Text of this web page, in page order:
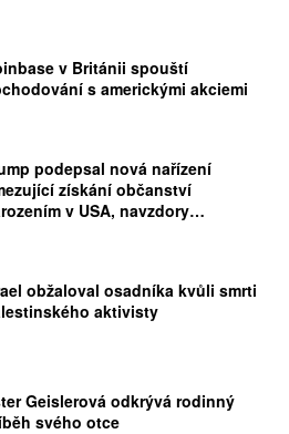
v Británii spouští
s americkými akciemi
podepsal nová nařízení
získání občanství
v USA, navzdory
obžaloval osadníka kvůli smrti
aktivisty
Geislerová odkrývá rodinný
svého otce